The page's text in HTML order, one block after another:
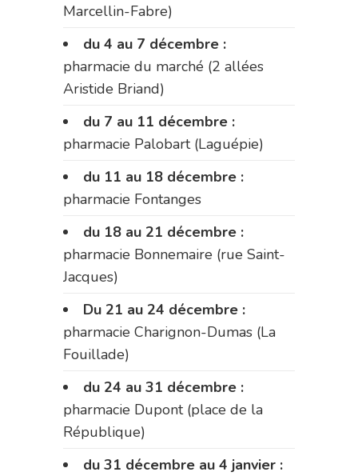
Marcellin-Fabre)
du 4 au 7 décembre :
pharmacie du marché (2 allées
Aristide Briand)
du 7 au 11 décembre :
pharmacie Palobart (Laguépie)
du 11 au 18 décembre :
pharmacie Fontanges
du 18 au 21 décembre :
pharmacie Bonnemaire (rue Saint-
Jacques)
Du 21 au 24 décembre :
pharmacie Charignon-Dumas (La
Fouillade)
du 24 au 31 décembre :
pharmacie Dupont (place de la
République)
du 31 décembre au 4 janvier :